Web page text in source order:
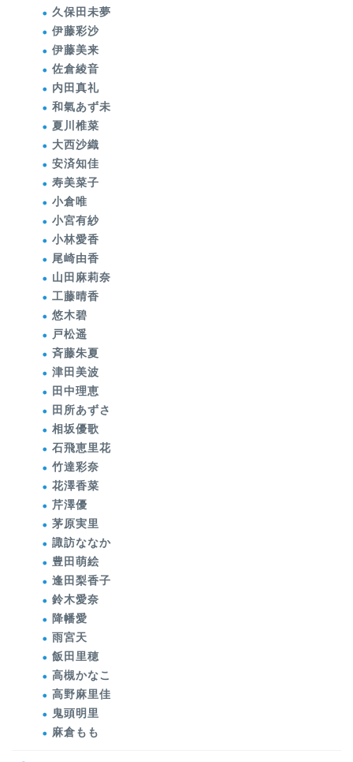
久保田未夢
伊藤彩沙
伊藤美来
佐倉綾音
内田真礼
和氣あず未
夏川椎菜
大西沙織
安済知佳
寿美菜子
小倉唯
小宮有紗
小林愛香
尾崎由香
山田麻莉奈
工藤晴香
悠木碧
戸松遥
斉藤朱夏
津田美波
田中理恵
田所あずさ
相坂優歌
石飛恵里花
竹達彩奈
花澤香菜
芹澤優
茅原実里
諏訪ななか
豊田萌絵
逢田梨香子
鈴木愛奈
降幡愛
雨宮天
飯田里穂
高槻かなこ
高野麻里佳
鬼頭明里
麻倉もも